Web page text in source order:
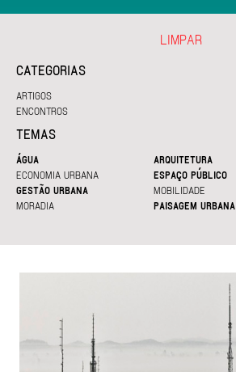
CATEGORIAS
ARTIGOS
ENCONTROS
TEMAS
ÁGUA
ARQUITETURA
ECONOMIA URBANA
ESPAÇO PÚBLICO
GESTÃO URBANA
MOBILIDADE
MORADIA
PAISAGEM URBANA
LIMPAR